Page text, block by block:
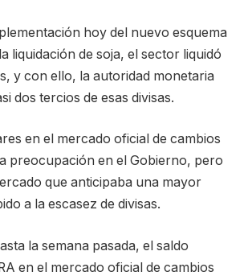
hoy del nuevo esquema
liquidación de soja, el sector liquidó
y con ello, la autoridad monetaria
dos tercios de esas divisas.
en el mercado oficial de cambios
preocupación en el Gobierno, pero
que anticipaba una mayor
a la escasez de divisas.
la semana pasada, el saldo
en el mercado oficial de cambios